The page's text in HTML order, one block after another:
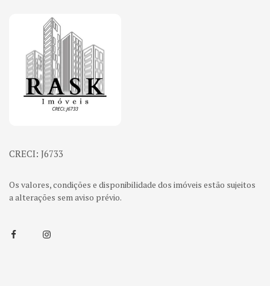
Página inicial
CRECI: J6733
Os valores, condições e disponibilidade dos imóveis estão sujeitos
a alterações sem aviso prévio.
FacebookInstagram